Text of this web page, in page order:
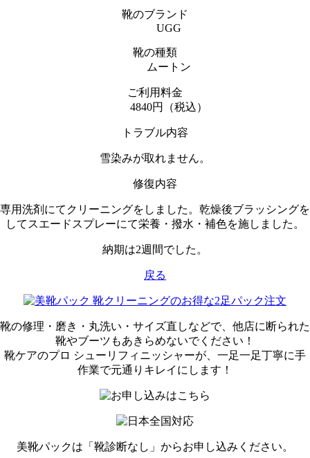
靴のブランド
UGG
靴の種類
ムートン
ご利用料金
4840円（税込）
トラブル内容
雪染みが取れません。
修復内容
専用洗剤にてクリーニングをしました。乾燥後ブラッシングを
してスエードスプレーにて栄養・撥水・補色を施しました。
納期は2週間でした。
戻る
靴の修理・磨き・丸洗い・サイズ直しなどで、 他店に断られた
靴やブーツもあきらめないでください！
靴ケアのプロ シューリフィニッシャーが、 一足一足丁寧に手
作業で元通りキレイにします！
美靴パックは「靴診断なし」からお申し込みください。